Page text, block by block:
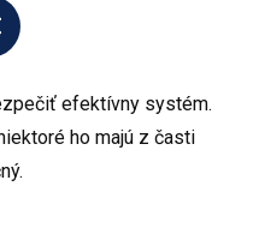
efektívny systém.
ho majú z časti